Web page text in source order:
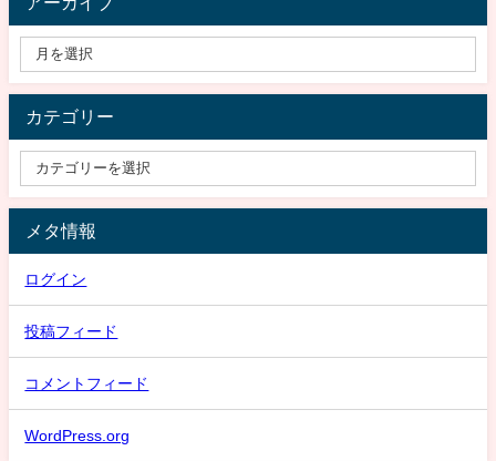
カテゴリー
メタ情報
ログイン
投稿フィード
コメントフィード
WordPress.org